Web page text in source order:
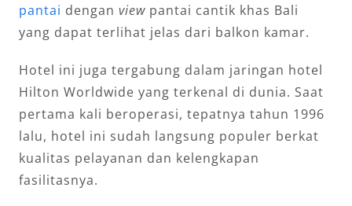
pantai dengan viewpantai cantik khas Bali
yang dapat terlihat jelas dari balkon kamar.
Hotel ini juga tergabung dalam jaringan hotel
Hilton Worldwide yang terkenal di dunia. Saat
pertama kali beroperasi, tepatnya tahun 1996
lalu, hotel ini sudah langsung populer berkat
kualitas pelayanan dan kelengkapan
fasilitasnya.